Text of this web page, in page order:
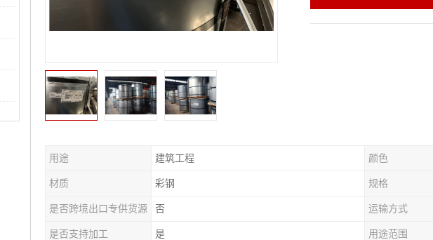
用途 建筑工程 颜色
材质 彩钢 规格
是否跨境出口专供货源 否 运输方式
是否支持加工 是 用途范围